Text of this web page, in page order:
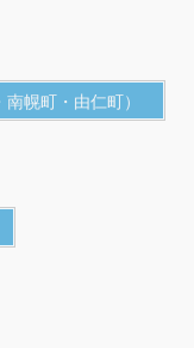
幌町・由仁町）